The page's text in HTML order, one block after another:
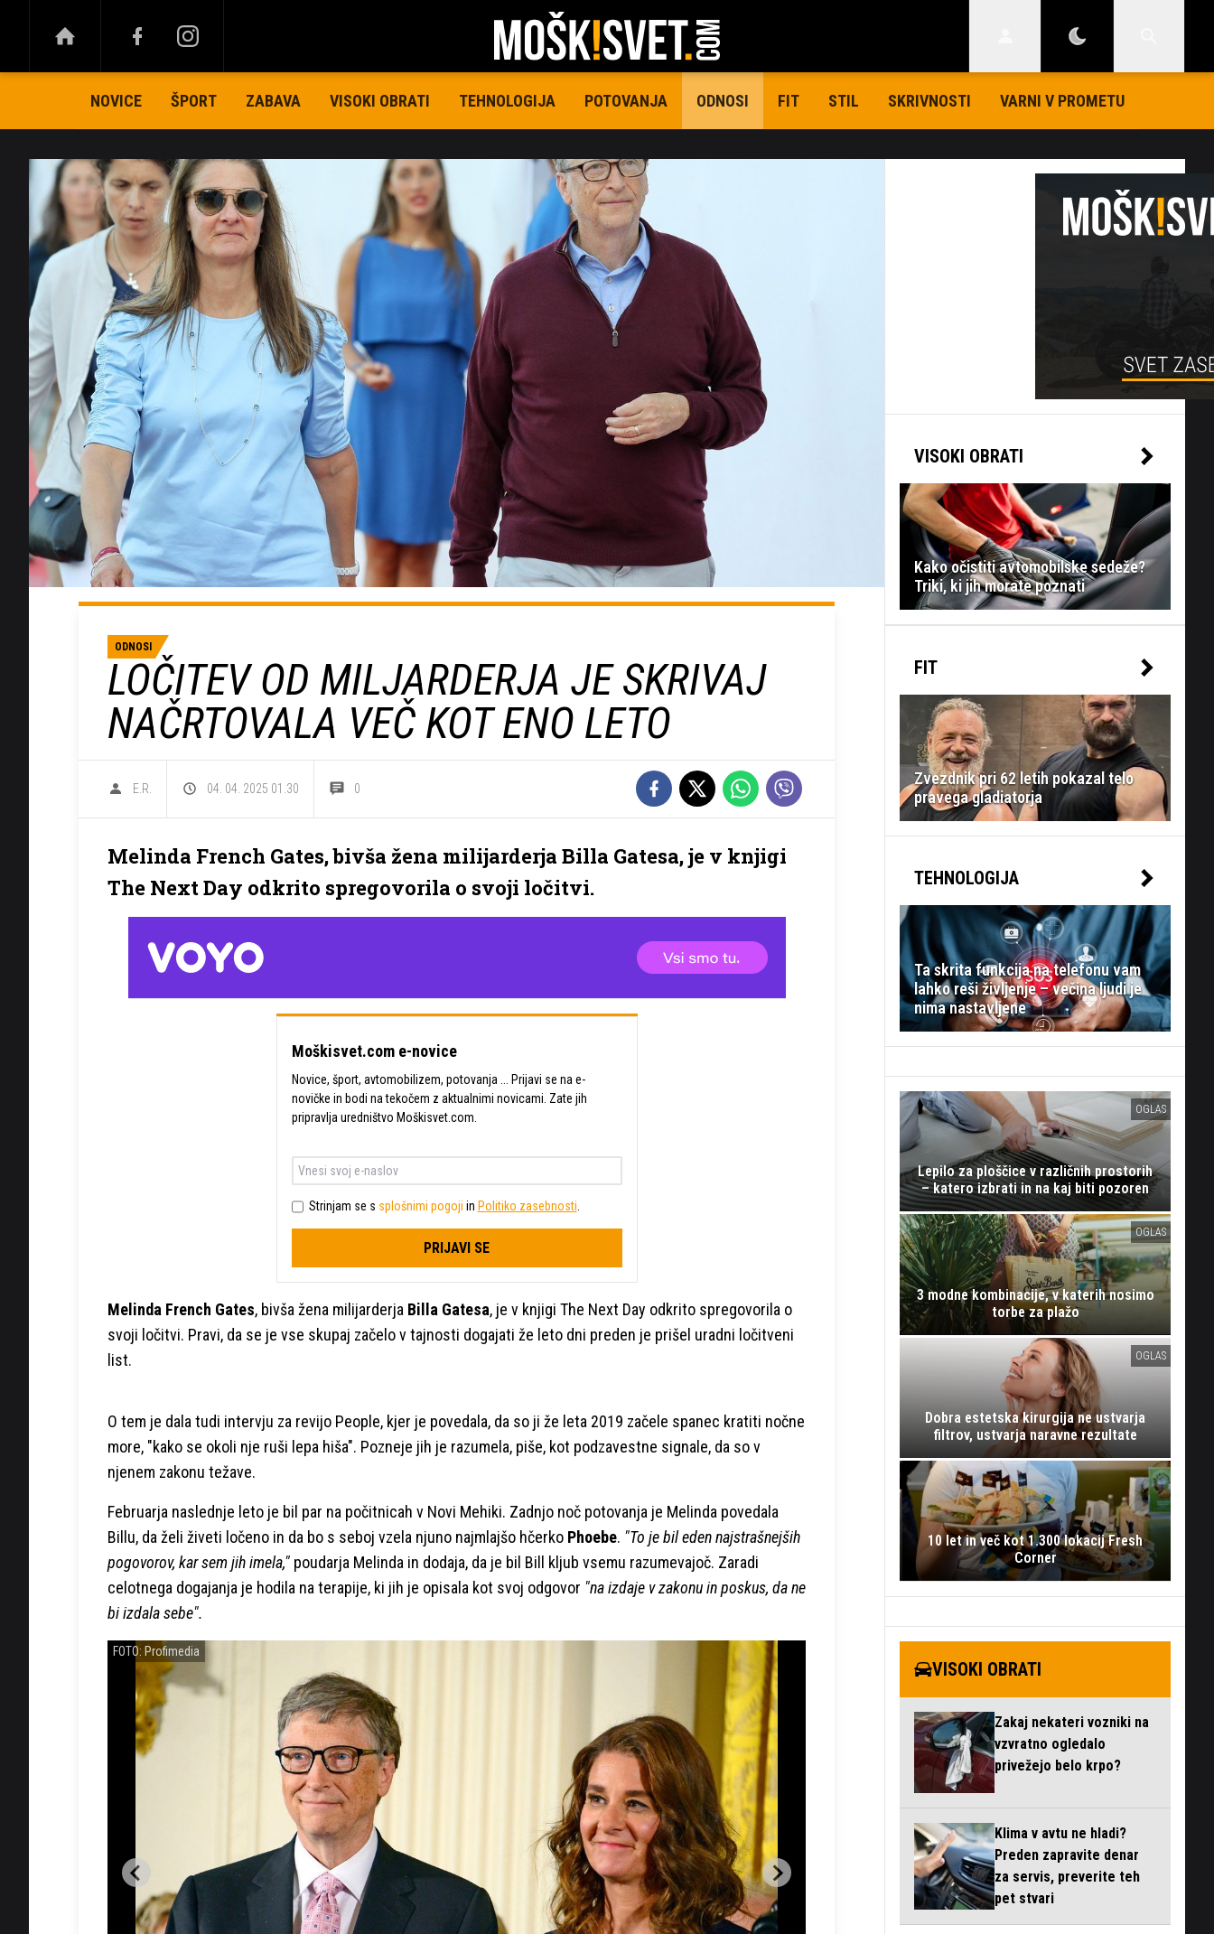
NOVICE ŠPORT ZABAVA VISOKI OBRATI TEHNOLOGIJA POTOVANJA ODNOSI FIT STIL SKRIVNOSTI VARNI V PROMETU
ODNOSI
LOČITEV OD MILJARDERJA JE SKRIVAJ
NAČRTOVALA VEČ KOT ENO LETO
E.R. 04. 04. 2025 01.30 0
Melinda French Gates, bivša žena milijarderja Billa Gatesa, je v knjigi
The Next Day odkrito spregovorila o svoji ločitvi.
Moškisvet.com e-novice
Novice, šport, avtomobilizem, potovanja ... Prijavi se na e-
novičke in bodi na tekočem z aktualnimi novicami. Zate jih
pripravlja uredništvo Moškisvet.com.
Strinjam se s splošnimi pogoji in Politiko zasebnosti
PRIJAVI SE
Melinda French Gates, bivša žena milijarderja Billa Gatesa, je v knjigi The Next Day odkrito spregovorila o
svoji ločitvi. Pravi, da se je vse skupaj začelo v tajnosti dogajati že leto dni preden je prišel uradni ločitveni
list.
O tem je dala tudi intervju za revijo People, kjer je povedala, da so ji že leta 2019 začele spanec kratiti nočne
more, "kako se okoli nje ruši lepa hiša". Pozneje jih je razumela, piše, kot podzavestne signale, da so v
njenem zakonu težave.
Februarja naslednje leto je bil par na počitnicah v Novi Mehiki. Zadnjo noč potovanja je Melinda povedala
Billu, da želi živeti ločeno in da bo s seboj vzela njuno najmlajšo hčerko Phoebe. "To je bil eden najstrašnejših
pogovorov, kar sem jih imela," poudarja Melinda in dodaja, da je bil Bill kljub vsemu razumevajoč. Zaradi
celotnega dogajanja je hodila na terapije, ki jih je opisala kot svoj odgovor "na izdaje v zakonu in poskus, da ne
bi izdala sebe".
FOTO: Profimedia
VISOKI OBRATI
Kako očistiti avtomobilske sedeže?
Triki, ki jih morate poznati
FIT
Zvezdnik pri 62 letih pokazal telo
pravega gladiatorja
TEHNOLOGIJA
Ta skrita funkcija na telefonu vam
lahko reši življenje – večina ljudi je
nima nastavljene
OGLAS
Lepilo za ploščice v različnih prostorih
– katero izbrati in na kaj biti pozoren
OGLAS
3 modne kombinacije, v katerih nosimo
torbe za plažo
OGLAS
Dobra estetska kirurgija ne ustvarja
filtrov, ustvarja naravne rezultate
10 let in več kot 1.300 lokacij Fresh
Corner
VISOKI OBRATI
Zakaj nekateri vozniki na
vzvratno ogledalo
privežejo belo krpo?
Klima v avtu ne hladi?
Preden zapravite denar
za servis, preverite teh
pet stvari